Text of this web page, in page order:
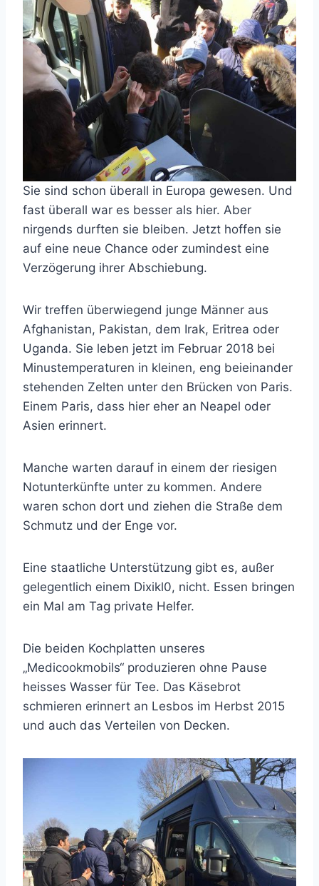
Sie sind schon überall in Europa gewesen. Und
fast überall war es besser als hier. Aber
nirgends durften sie bleiben. Jetzt hoffen sie
auf eine neue Chance oder zumindest eine
Verzögerung ihrer Abschiebung.
Wir treffen überwiegend junge Männer aus
Afghanistan, Pakistan, dem Irak, Eritrea oder
Uganda. Sie leben jetzt im Februar 2018 bei
Minustemperaturen in kleinen, eng beieinander
stehenden Zelten unter den Brücken von Paris.
Einem Paris, dass hier eher an Neapel oder
Asien erinnert.
Manche warten darauf in einem der riesigen
Notunterkünfte unter zu kommen. Andere
waren schon dort und ziehen die Straße dem
Schmutz und der Enge vor.
Eine staatliche Unterstützung gibt es, außer
gelegentlich einem Dixikl0, nicht. Essen bringen
ein Mal am Tag private Helfer.
Die beiden Kochplatten unseres
„Medicookmobils“ produzieren ohne Pause
heisses Wasser für Tee. Das Käsebrot
schmieren erinnert an Lesbos im Herbst 2015
und auch das Verteilen von Decken.